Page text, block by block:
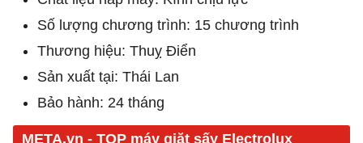
Số lượng chương trình: 15 chương trình
Thương hiệu: Thuỵ Điển
Sản xuất tại: Thái Lan
Bảo hành: 24 tháng